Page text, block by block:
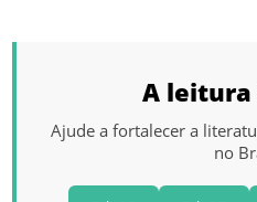
A leitura
Ajude a fortalecer a
no